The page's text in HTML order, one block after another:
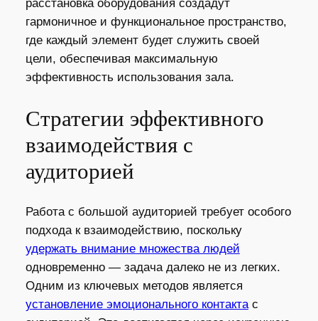
расстановка оборудования создадут
гармоничное и функциональное пространство,
где каждый элемент будет служить своей
цели, обеспечивая максимальную
эффективность использования зала.
Стратегии эффективного
взаимодействия с
аудиторией
Работа с большой аудиторией требует особого
подхода к взаимодействию, поскольку
удержать внимание множества людей
одновременно — задача далеко не из легких.
Одним из ключевых методов является
установление эмоционального контактас